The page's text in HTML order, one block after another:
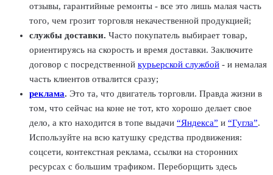
отзывы, гарантийные ремонты - все это лишь малая часть
того, чем грозит торговля некачественной продукцией;
службы доставки. Часто покупатель выбирает товар,
ориентируясь на скорость и время доставки. Заключите
договор с посредственной курьерской службой - и немалая
часть клиентов отвалится сразу;
реклама. Это та, что двигатель торговли. Правда жизни в
том, что сейчас на коне не тот, кто хорошо делает свое
дело, а кто находится в топе выдачи “Яндекса” и “Гугла”.
Используйте на всю катушку средства продвижения:
соцсети, контекстная реклама, ссылки на сторонних
ресурсах с большим трафиком. Переборщить здесь